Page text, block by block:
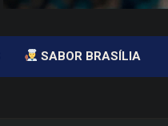
SABOR BRASÍLIA